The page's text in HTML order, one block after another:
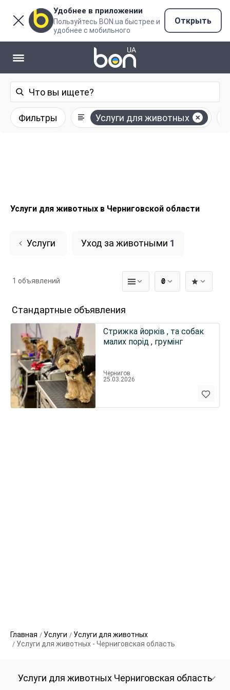
Удобнее в приложении
Пользуйтесь BON.ua быстрее и
удобнее с мобильного
Открыть
Фильтры Услуги для животных
Услуги для животных в Черниговской области
Услуги Уход за животными 1
₴
1 объявлений
Стандартные объявления
Стрижка йорків , та собак
малих порід , грумінг
Чернигов
25.03.2026
Главная Услуги
Услуги для животных
Услуги для животных - Черниговская область
Услуги для животных Черниговская область